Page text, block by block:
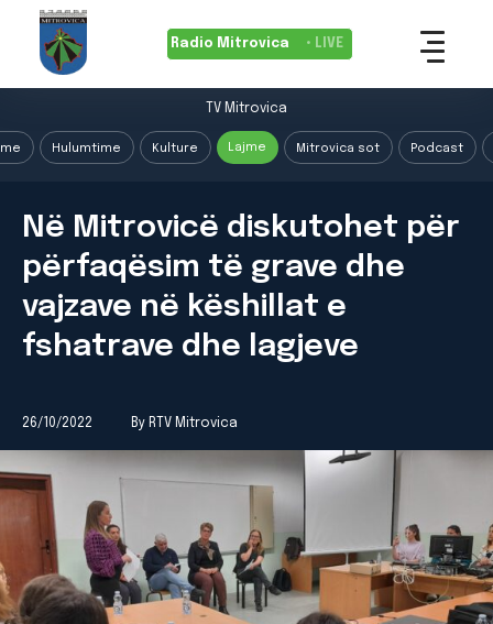
Radio Mitrovica • LIVE
TV Mitrovica
Hulumtime Kulture Lajme Mitrovica sot Podcast
Në Mitrovicë diskutohet për
përfaqësim të grave dhe
vajzave në këshillat e
fshatrave dhe lagjeve
26/10/2022 By RTV Mitrovica